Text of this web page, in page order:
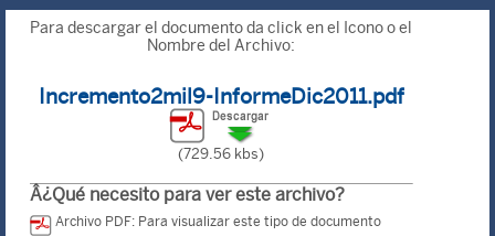
Para descargar el documento da click en el Icono o el
Nombre del Archivo:
Incremento2mil9-InformeDic2011.pdf
(729.56 kbs)
Â¿Qué necesito para ver este archivo?
Archivo PDF: Para visualizar este tipo de documento